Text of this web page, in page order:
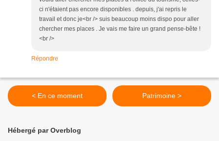
ci n'étaient pas encore disponibles . depuis, j'ai repris le
travail et donc je<br /> suis beaucoup moins dispo pour aller
chercher mes places . Je vais me faire un grand pense-bête !
<br />
Répondre
< En ce moment Patrimoine >
Hébergé par Overblog